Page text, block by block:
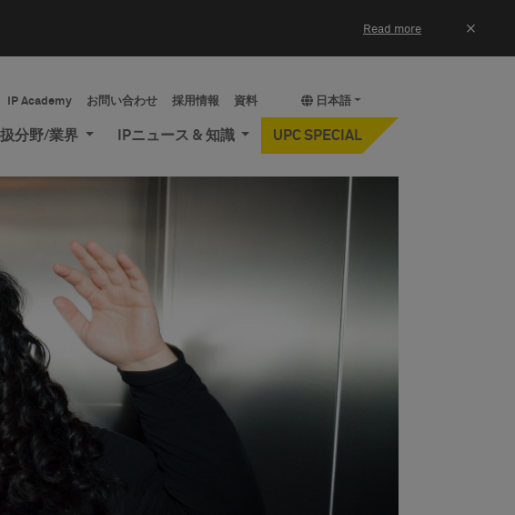
Read more ×
日本語
IP Academy お問い合わせ 採用情報 資料
分野/業界 IPニュース & 知識 UPC SPECIAL